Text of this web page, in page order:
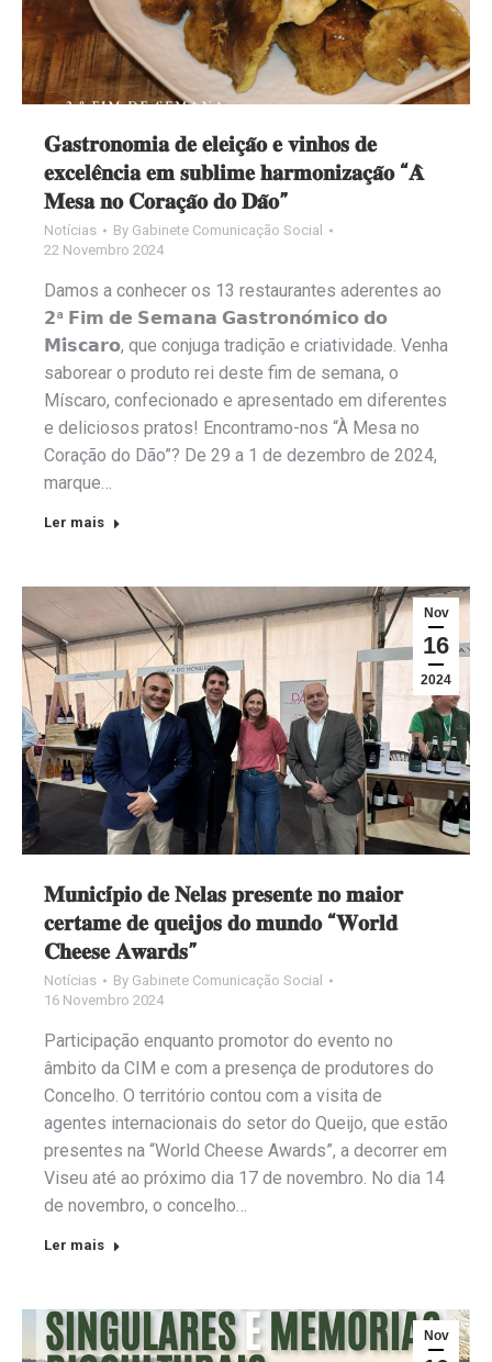
𝐆𝐚𝐬𝐭𝐫𝐨𝐧𝐨𝐦𝐢𝐚 𝐝𝐞 𝐞𝐥𝐞𝐢𝐜̧𝐚̃𝐨 𝐞 𝐯𝐢𝐧𝐡𝐨𝐬 𝐝𝐞
𝐞𝐱𝐜𝐞𝐥𝐞̂𝐧𝐜𝐢𝐚 𝐞𝐦 𝐬𝐮𝐛𝐥𝐢𝐦𝐞 𝐡𝐚𝐫𝐦𝐨𝐧𝐢𝐳𝐚𝐜̧𝐚̃𝐨 “𝐀̀
𝐌𝐞𝐬𝐚 𝐧𝐨 𝐂𝐨𝐫𝐚𝐜̧𝐚̃𝐨 𝐝𝐨 𝐃𝐚̃𝐨”
Notícias By Gabinete Comunicação Social
22 Novembro 2024
Damos a conhecer os 13 restaurantes aderentes ao
𝟮ª 𝗙𝗶𝗺 𝗱𝗲 𝗦𝗲𝗺𝗮𝗻𝗮 𝗚𝗮𝘀𝘁𝗿𝗼𝗻𝗼́𝗺𝗶𝗰𝗼 𝗱𝗼
𝗠𝗶́𝘀𝗰𝗮𝗿𝗼, que conjuga tradição e criatividade. Venha
saborear o produto rei deste fim de semana, o
Míscaro, confecionado e apresentado em diferentes
e deliciosos pratos! Encontramo-nos “À Mesa no
Coração do Dão”? De 29 a 1 de dezembro de 2024,
marque…
Ler mais
Nov
16
2024
𝐌𝐮𝐧𝐢𝐜𝐢́𝐩𝐢𝐨 𝐝𝐞 𝐍𝐞𝐥𝐚𝐬 𝐩𝐫𝐞𝐬𝐞𝐧𝐭𝐞 𝐧𝐨 𝐦𝐚𝐢𝐨𝐫
𝐜𝐞𝐫𝐭𝐚𝐦𝐞 𝐝𝐞 𝐪𝐮𝐞𝐢𝐣𝐨𝐬 𝐝𝐨 𝐦𝐮𝐧𝐝𝐨 “𝐖𝐨𝐫𝐥𝐝
𝐂𝐡𝐞𝐞𝐬𝐞 𝐀𝐰𝐚𝐫𝐝𝐬”
Notícias By Gabinete Comunicação Social
16 Novembro 2024
Participação enquanto promotor do evento no
âmbito da CIM e com a presença de produtores do
Concelho. O território contou com a visita de
agentes internacionais do setor do Queijo, que estão
presentes na “World Cheese Awards”, a decorrer em
Viseu até ao próximo dia 17 de novembro. No dia 14
de novembro, o concelho…
Ler mais
Nov